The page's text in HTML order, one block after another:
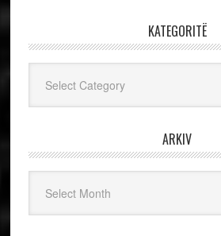
KATEGORITË
ARKIV